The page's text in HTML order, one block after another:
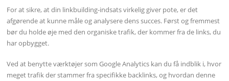
For at sikre, at din linkbuilding-indsats virkelig giver pote, er det
afgørende at kunne måle og analysere dens succes. Først og fremmest
bør du holde øje med den organiske trafik, der kommer fra de links, du
har opbygget.
Ved at benytte værktøjer som Google Analytics kan du få indblik i, hvor
meget trafik der stammer fra specifikke backlinks, og hvordan denne